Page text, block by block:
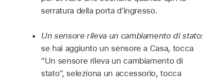
serratura della porta d'ingresso.
Un sensore rileva un cambiamento di stato:
se hai aggiunto un sensore a Casa, tocca
“Un sensore rileva un cambiamento di
stato”, seleziona un accessorio, tocca